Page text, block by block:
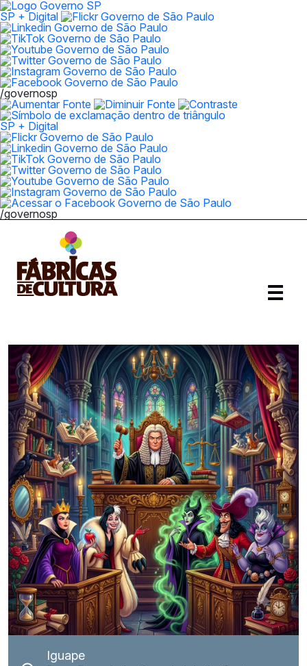
SP + Digital
/governosp
SP + Digital
/governosp
Iguape